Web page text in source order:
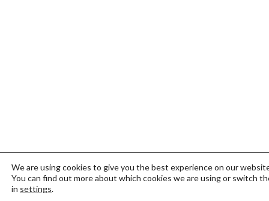
We are using cookies to give you the best experience on our
You can find out more about which cookies we are using or switch
in settings.